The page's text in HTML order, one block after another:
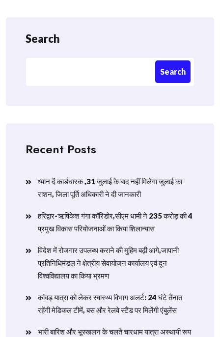
Search
Search
Recent Posts
ध्यान दें कार्डधारक ,31 जुलाई के बाद नहीं मिलेगा जुलाई का
राशन, जिला पूर्ति अधिकारी ने दी जानकारी
हरिद्वार-ऋषिकेश गंगा कॉरिडोर,सीएम धामी ने 235 करोड़ की 4
प्रमुख विकास परियोजनाओं का किया शिलान्यास
विदेश में रोजगार उपलब्ध कराने की मुहिम बढ़ी आगे,जापानी
प्रतिनिधिमंडल ने क्षेत्रीय सेवायोजन कार्यालय एवं दून
विश्वविद्यालय का किया भ्रमण
​कांवड़ यात्रा को लेकर स्वास्थ्य विभाग अलर्ट: 24 घंटे तैनात
रहेंगी मेडिकल टीमें, बस और रेलवे स्टैंड पर मिलेंगी एंबुलेंस
​भारी बारिश और भूस्खलन के चलते चारधाम यात्रा अस्थायी रूप